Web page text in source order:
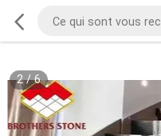
2/6